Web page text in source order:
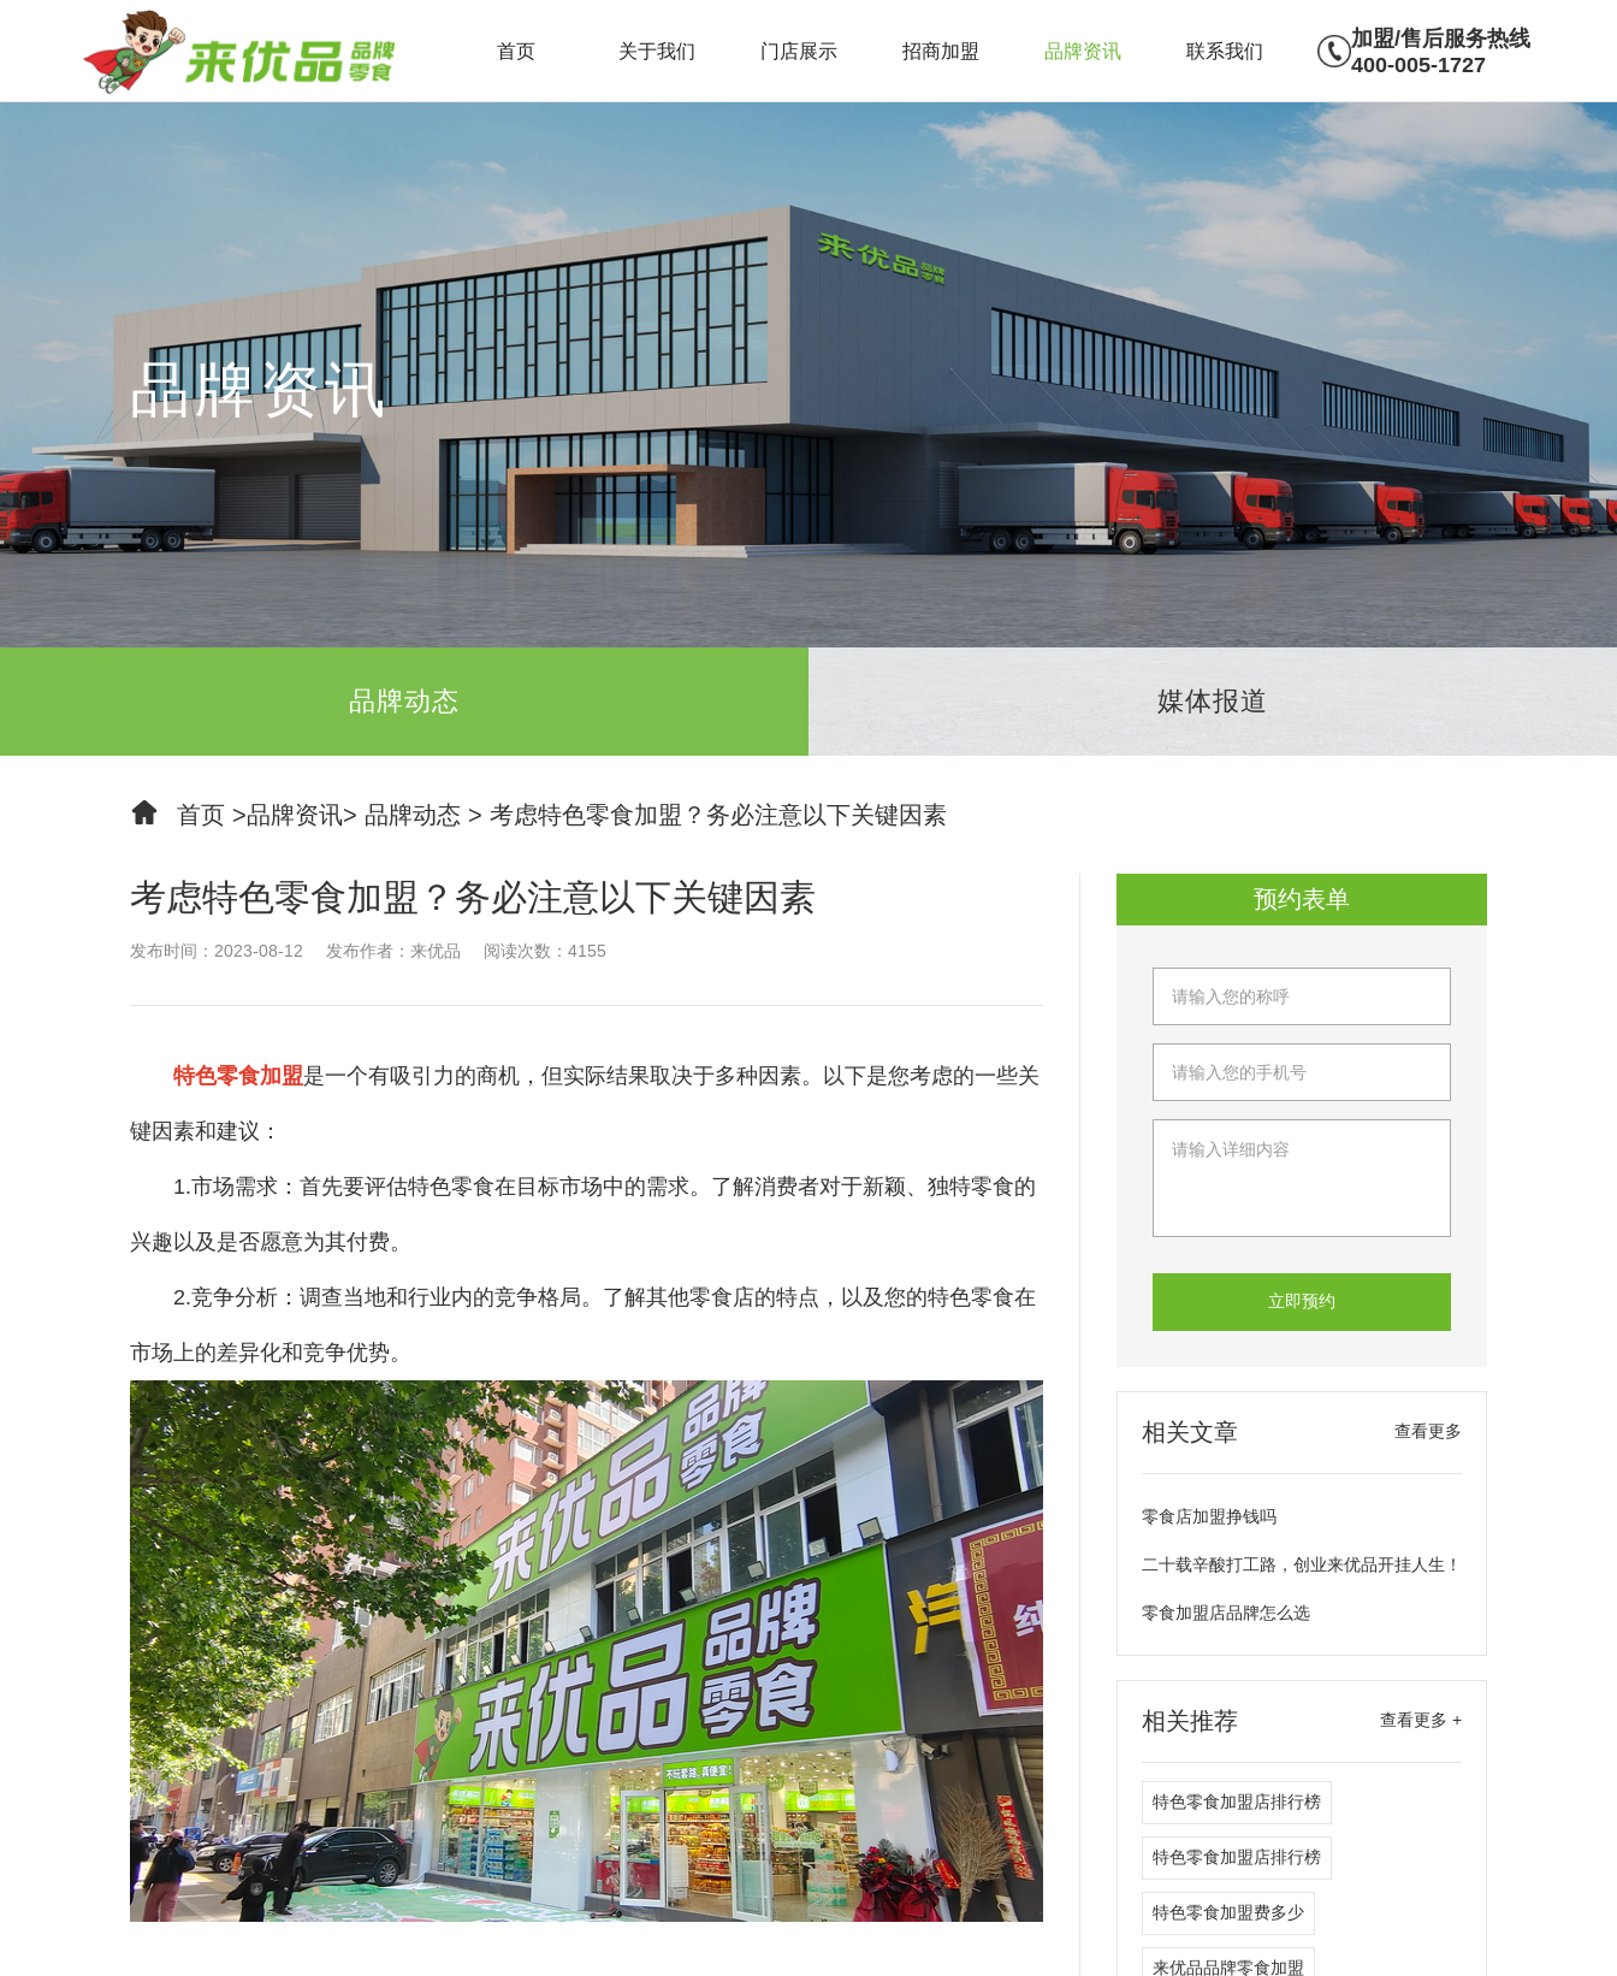
首页 关于我们 门店展示 招商加盟 品牌资讯 联系我们
加盟/售后服务热线
400-005-1727
品牌资讯
品牌动态 媒体报道
首页>品牌资讯> 品牌动态 > 考虑特色零食加盟？务必注意以下关键因素
考虑特色零食加盟？务必注意以下关键因素
发布时间：2023-08-12 发布作者：来优品 阅读次数：4155
特色零食加盟是一个有吸引力的商机，但实际结果取决于多种因素。以下是您考虑的一些关
键因素和建议：
1.市场需求：首先要评估特色零食在目标市场中的需求。了解消费者对于新颖、独特零食的
兴趣以及是否愿意为其付费。
2.竞争分析：调查当地和行业内的竞争格局。了解其他零食店的特点，以及您的特色零食在
市场上的差异化和竞争优势。
预约表单
立即预约
相关文章 查看更多
零食店加盟挣钱吗
二十载辛酸打工路，创业来优品开挂人生！
零食加盟店品牌怎么选
相关推荐 查看更多 +
特色零食加盟店排行榜
特色零食加盟店排行榜
特色零食加盟费多少
来优品品牌零食加盟